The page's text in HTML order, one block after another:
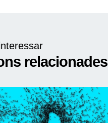
relacionades